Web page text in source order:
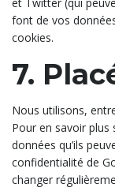
font de vos
cookies.
7.
Nous utilisons,
Pour en savoir plus
données qu’ils
confidentialité de
changer